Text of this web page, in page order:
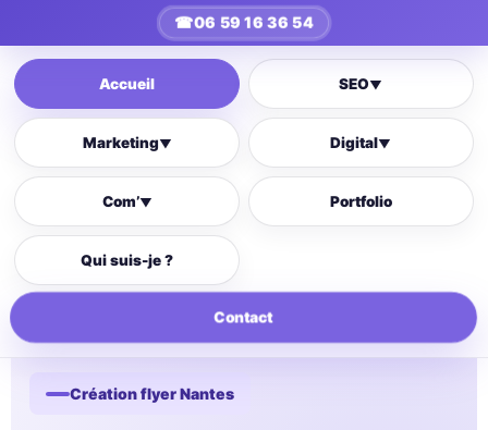
☎06 59 16 36 54
Accueil SEO▼
Marketing▼ Digital▼
Com’▼ Portfolio
Qui suis-je ?
Contact
Création flyer Nantes